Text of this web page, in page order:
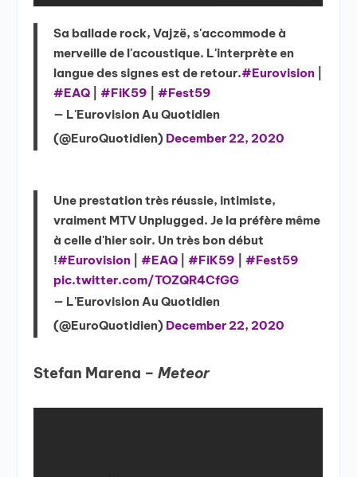
Sa ballade rock, Vajzë, s'accommode à
merveille de l'acoustique. L'interprète en
langue des signes est de retour.#Eurovision
#EAQ |#FiK59 |#Fest59
— L'Eurovision Au Quotidien
(@EuroQuotidien) December 22, 2020
Une prestation très réussie, intimiste,
vraiment MTV Unplugged. Je la préfère même
à celle d'hier soir. Un très bon début
!#Eurovision |#EAQ |#FiK59 |#Fest59
pic.twitter.com/TOZQR4CfGG
— L'Eurovision Au Quotidien
(@EuroQuotidien) December 22, 2020
Stefan Marena –Meteor